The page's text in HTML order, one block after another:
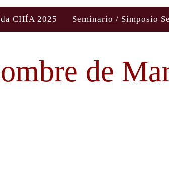
CHÍA 2025 Seminario / Simposio
de